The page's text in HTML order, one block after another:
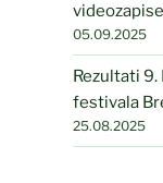
05.09.2025
Rezultati
festivala
25.08.2025